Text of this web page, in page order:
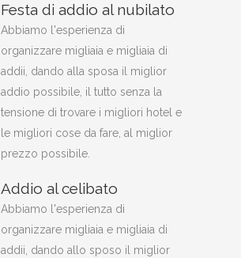
Festa di addio al nubilato
Abbiamo l'esperienza di
organizzare migliaia e migliaia di
addii, dando alla sposa il miglior
addio possibile, il tutto senza la
tensione di trovare i migliori hotel e
le migliori cose da fare, al miglior
prezzo possibile.
Addio al celibato
Abbiamo l'esperienza di
organizzare migliaia e migliaia di
addii, dando allo sposo il miglior